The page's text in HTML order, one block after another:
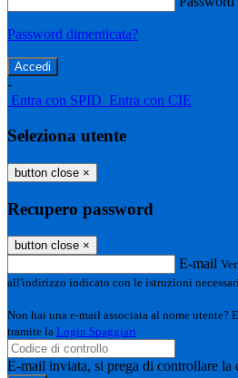
Password dimenticata?
-
Entra con SPID Entra con CIE
Seleziona utente
button close ×
Recupero password
button close ×
E-mail
all'indirizzo indicato con le istruzioni
Non hai una e-mail associata al nome utente?
tramite la Login Spaggiari
E-mail inviata, si prega di controllare la